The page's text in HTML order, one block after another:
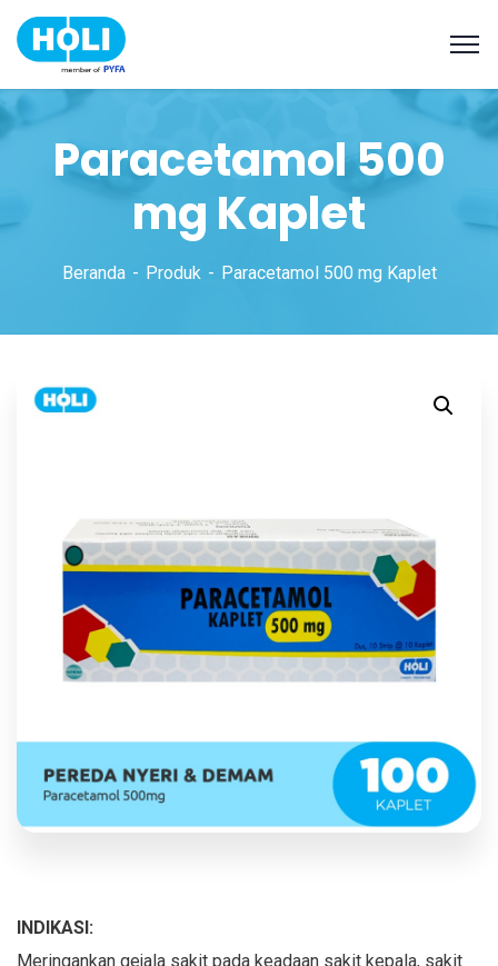
Paracetamol 500
mg Kaplet
Beranda Produk Paracetamol 500 mg Kaplet
INDIKASI:
Meringankan gejala sakit pada keadaan sakit kepala, sakit